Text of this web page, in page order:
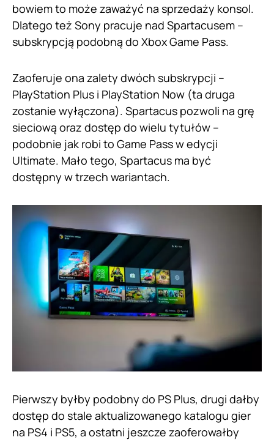
bowiem to może zaważyć na sprzedaży konsol.
Dlatego też Sony pracuje nad Spartacusem –
subskrypcją podobną do Xbox Game Pass.
Zaoferuje ona zalety dwóch subskrypcji –
PlayStation Plus i PlayStation Now (ta druga
zostanie wyłączona). Spartacus pozwoli na grę
sieciową oraz dostęp do wielu tytułów –
podobnie jak robi to Game Pass w edycji
Ultimate. Mało tego, Spartacus ma być
dostępny w trzech wariantach.
Pierwszy byłby podobny do PS Plus, drugi dałby
dostęp do stale aktualizowanego katalogu gier
na PS4 i PS5, a ostatni jeszcze zaoferowałby